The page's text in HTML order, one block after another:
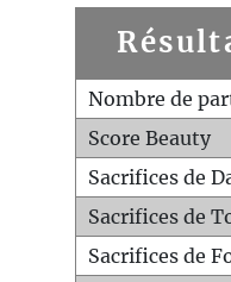
Nombre de
Score Beauty
Sacrifices de
Sacrifices de
Sacrifices de